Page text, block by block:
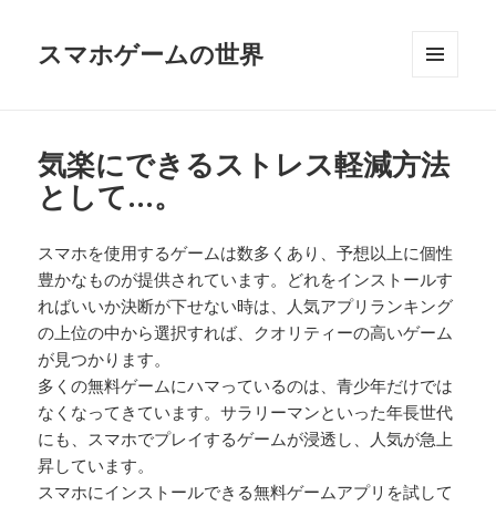
スマホゲームの世界
ット
気楽にできるストレス軽減方法
として…。
スマホを使用するゲームは数多くあり、予想以上に個性
豊かなものが提供されています。どれをインストールす
ればいいか決断が下せない時は、人気アプリランキング
の上位の中から選択すれば、クオリティーの高いゲーム
が見つかります。
多くの無料ゲームにハマっているのは、青少年だけでは
なくなってきています。サラリーマンといった年長世代
にも、スマホでプレイするゲームが浸透し、人気が急上
昇しています。
スマホにインストールできる無料ゲームアプリを試して